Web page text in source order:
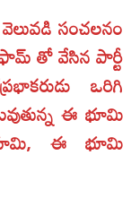
సంచలనం
తో వేసిన పార్టీ
ఒరిగి
ఈ భూమి
ఈ భూమి